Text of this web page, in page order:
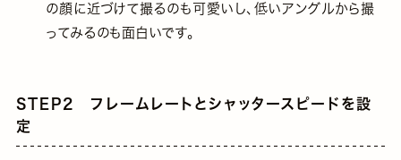
の顔に近づけて撮るのも可愛いし、低いアングルから撮
ってみるのも面白いです。
STEP2 フレームレートとシャッタースピードを設
定